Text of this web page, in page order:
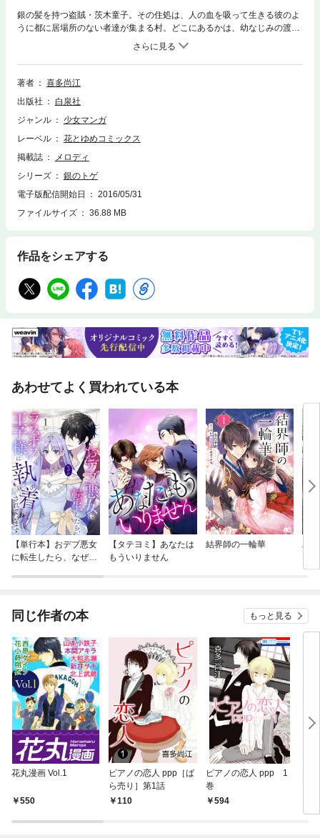
銀の髪を持つ盗賊・茨木童子。その住処は、人の血を吸って生きる彼のよ
うに都に居場所のない者達が集まる村。どこにあるかは、幼なじみの渡辺
綱にも秘密…。ある日、綱は茨木と同じ村に住む佐由理に出会う。だが村
人にとって、綱は朝廷につながる危険人物で!?
著者
喜多尚江
出版社
白泉社
ジャンル
少女マンガ
レーベル
花とゆめコミックス
掲載誌
メロディ
シリーズ
銀のトゲ
電子版配信開始日
2016/05/31
ファイルサイズ
36.88 MB
作品をシェアする
あわせてよく買われている本
【単行本】おデブ悪女
に転生したら、なぜか
【タテヨミ】あなたは
もういりません
結界師の一輪華
バ
今
同じ作者の本 もっと見る
花丸漫画 Vol.1
550
ピアノの恋人 ppp［ば
ら売り］第1話
110
ピアノの恋人 ppp 1
巻
594